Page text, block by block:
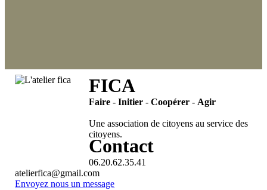
FICA
Faire -Initier -Coopérer - Agir
Une association de citoyens au service des
citoyens.
Contact
06.20.62.35.41
atelierfica@gmail.com
Envoyez nous un message